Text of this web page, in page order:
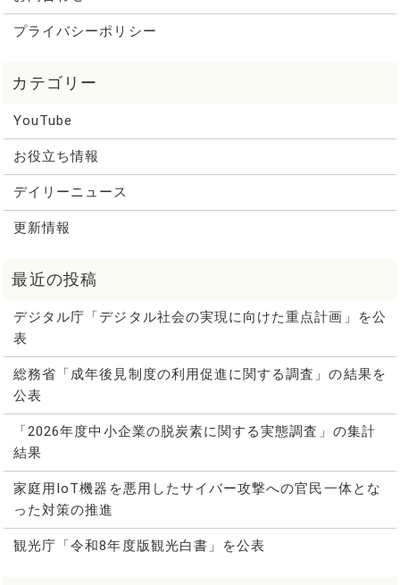
プライバシーポリシー
YouTube
お役立ち情報
デイリーニュース
更新情報
デジタル庁「デジタル社会の実現に向けた重点計画」を公
表
総務省「成年後見制度の利用促進に関する調査」の結果を
公表
「2026年度中小企業の脱炭素に関する実態調査」の集計
結果
家庭用IoT機器を悪用したサイバー攻撃への官民一体とな
った対策の推進
観光庁「令和8年度版観光白書」を公表